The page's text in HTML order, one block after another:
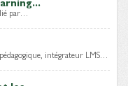
par…
intégrateur LMS…